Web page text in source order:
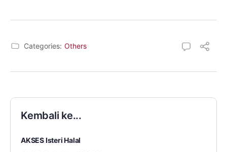
Categories: Others
Kembali ke...
AKSES Isteri Halal